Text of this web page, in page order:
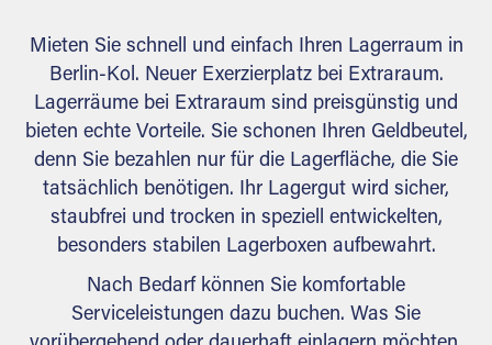
Mieten Sie schnell und einfach Ihren Lagerraum in
Berlin-Kol. Neuer Exerzierplatz bei Extraraum.
Lagerräume bei Extraraum sind preisgünstig und
bieten echte Vorteile. Sie schonen Ihren Geldbeutel,
denn Sie bezahlen nur für die Lagerfläche, die Sie
tatsächlich benötigen. Ihr Lagergut wird sicher,
staubfrei und trocken in speziell entwickelten,
besonders stabilen Lagerboxen aufbewahrt.
Nach Bedarf können Sie komfortable
Serviceleistungen dazu buchen. Was Sie